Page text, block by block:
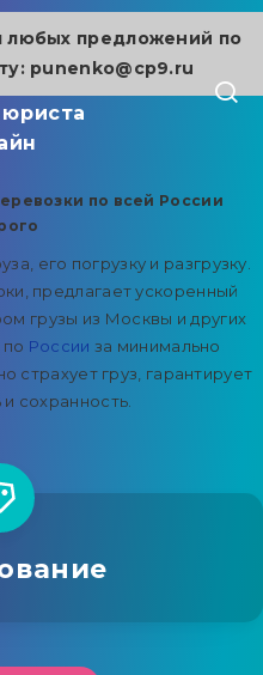
по всей России
его погрузку и разгрузку.
предлагает ускоренный
грузы из Москвы и других
России за минимально
груз, гарантирует
сохранность.
любых предложений по
punenko@cp9.ru